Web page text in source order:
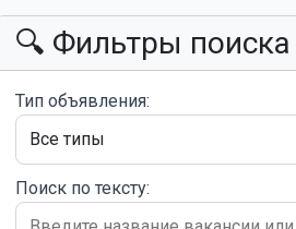
🔍 Фильтры поиска
Тип объявления:
Поиск по тексту: